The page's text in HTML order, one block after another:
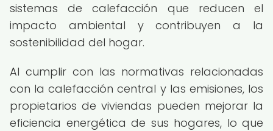
sistemas de calefacción que reducen el
impacto ambiental y contribuyen a la
sostenibilidad del hogar.
Al cumplir con las normativas relacionadas
con la calefacción central y las emisiones, los
propietarios de viviendas pueden mejorar la
eficiencia energética de sus hogares, lo que